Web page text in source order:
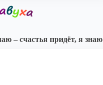
– счастья придёт, я